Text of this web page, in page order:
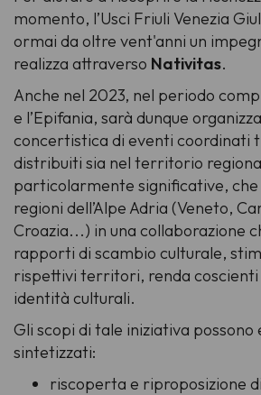
momento, l’Usci Friuli Venezia
ormai da oltre vent'anni un
realizza attraverso Nativitas.
Anche nel 2023, nel periodo
e l’Epifania, sarà dunque
concertistica di eventi coordinati
distribuiti sia nel territorio
particolarmente significative, che
regioni dell’Alpe Adria (Veneto,
Croazia...) in una collaborazione
rapporti di scambio culturale,
rispettivi territori, renda
identità culturali.
Gli scopi di tale iniziativa possono
sintetizzati:
riscoperta e riproposizione